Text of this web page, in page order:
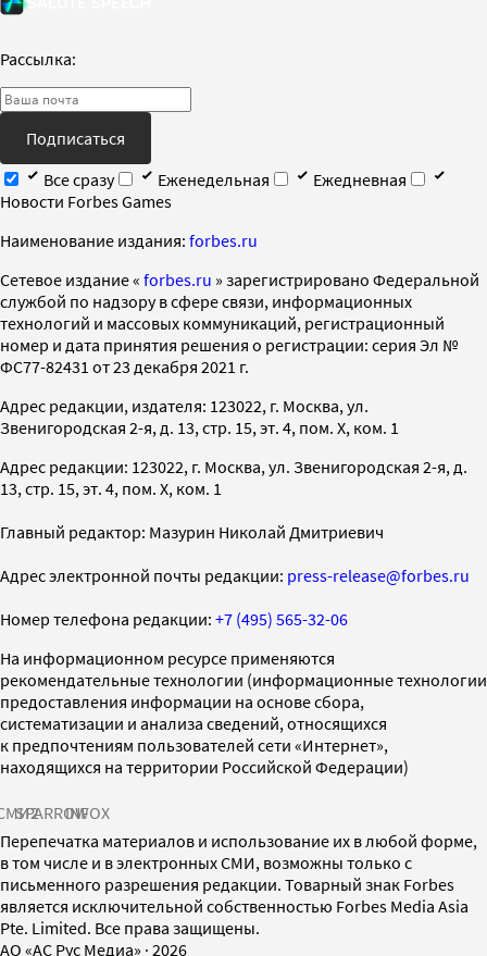
Рассылка:
Подписаться
Все сразу
Еженедельная
Ежедневная
Новости Forbes Games
Наименование издания: forbes.ru
Cетевое издание « forbes.ru » зарегистрировано Федеральной
службой по надзору в сфере связи, информационных
технологий и массовых коммуникаций, регистрационный
номер и дата принятия решения о регистрации: серия Эл №
ФС77-82431 от 23 декабря 2021 г.
Адрес редакции, издателя: 123022, г. Москва, ул.
Звенигородская 2-я, д. 13, стр. 15, эт. 4, пом. X, ком. 1
Адрес редакции: 123022, г. Москва, ул. Звенигородская 2-я, д.
13, стр. 15, эт. 4, пом. X, ком. 1
Главный редактор: Мазурин Николай Дмитриевич
Адрес электронной почты редакции: press-release@forbes.ru
Номер телефона редакции: +7 (495) 565-32-06
На информационном ресурсе применяются
рекомендательные технологии (информационные технологии
предоставления информации на основе сбора,
систематизации и анализа сведений, относящихся
к предпочтениям пользователей сети «Интернет»,
находящихся на территории Российской Федерации)
SPARROWINFOX
Перепечатка материалов и использование их в любой форме,
в том числе и в электронных СМИ, возможны только с
письменного разрешения редакции. Товарный знак Forbes
является исключительной собственностью Forbes Media Asia
Pte. Limited. Все права защищены.
AO «АС Рус Медиа» · 2026